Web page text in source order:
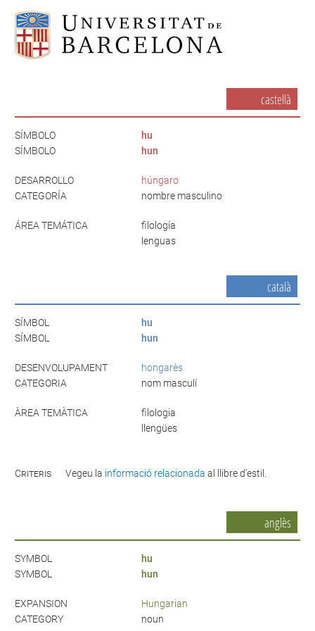
castellà
SÍMBOLO
hu
SÍMBOLO
hun
DESARROLLO
húngaro
CATEGORÍA
nombre masculino
ÁREA TEMÁTICA
filología
lenguas
català
SÍMBOL
hu
SÍMBOL
hun
DESENVOLUPAMENT
hongarès
CATEGORIA
nom masculí
ÀREA TEMÀTICA
filologia
llengües
Criteris Vegeu la informació relacionada al llibre d’estil.
anglès
SYMBOL
hu
SYMBOL
hun
EXPANSION
Hungarian
CATEGORY
noun